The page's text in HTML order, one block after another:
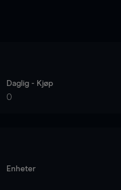
Daglig - Kjøp
0
Enheter